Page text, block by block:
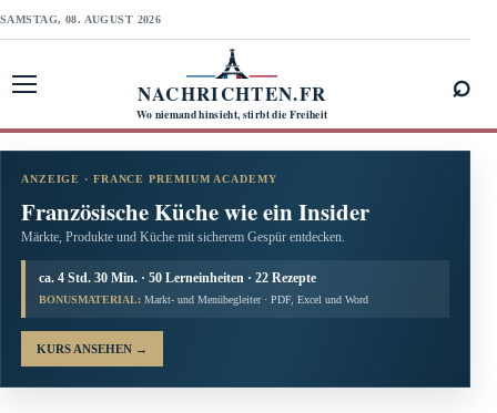
SAMSTAG, 08. AUGUST 2026
NACHRICHTEN.FR
Wo niemand hinsieht, stirbt die Freiheit
⌕
ANZEIGE · FRANCE PREMIUM ACADEMY
Französische Küche wie ein Insider
Märkte, Produkte und Küche mit sicherem Gespür entdecken.
ca. 4 Std. 30 Min. · 50 Lerneinheiten · 22 Rezepte
BONUSMATERIAL: Markt- und Menübegleiter · PDF, Excel und Word
KURS ANSEHEN →